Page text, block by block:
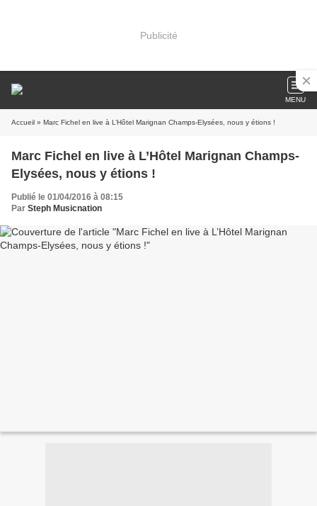
Publicité
MENU
Accueil » Marc Fichel en live à L’Hôtel Marignan Champs-Elysées, nous y étions !
Marc Fichel en live à L’Hôtel Marignan Champs-
Elysées, nous y étions !
Publié le 01/04/2016 à 08:15
Par Steph Musicnation